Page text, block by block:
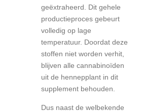
geëxtraheerd. Dit gehele
productieproces gebeurt
volledig op lage
temperatuur. Doordat deze
stoffen niet worden verhit,
blijven alle cannabinoïden
uit de hennepplant in dit
supplement behouden.
Dus naast de welbekende